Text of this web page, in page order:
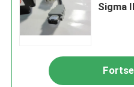
Sigma